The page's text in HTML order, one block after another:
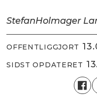
StefanHolmager
OFFENTLIGGJORT
SIDST OPDATERET